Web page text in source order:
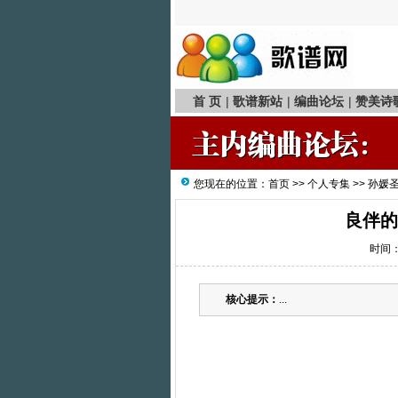
首 页 | 歌谱新站 | 编曲论坛 | 赞美诗
您现在的位置： 首页 >> 个人专集 >> 孙媛
良伴
时间
核心提示： ...